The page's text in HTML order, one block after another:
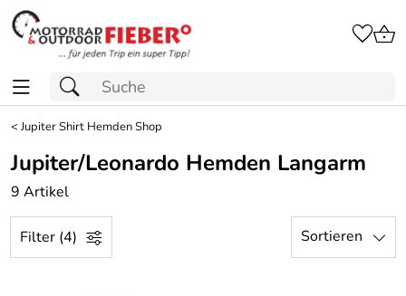
<Jupiter Shirt Hemden Shop
Jupiter/Leonardo Hemden Langarm
9 Artikel
Filter (4) Sortieren